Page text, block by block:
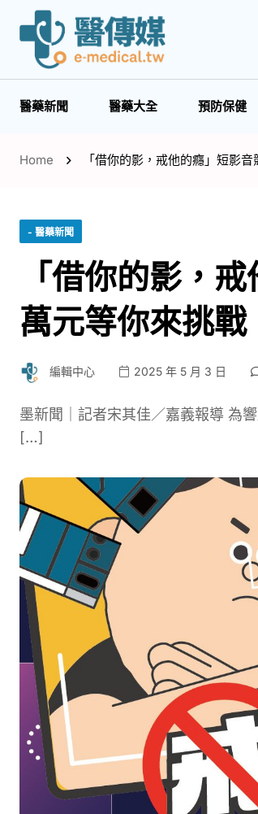
醫藥新聞 醫藥大全 預防保健
Home 「借你的影，戒他的癮」短影
- 醫藥新聞
「借你的影，
萬元等你來挑戰
編輯中心 2025 年 5 月 3 日
墨新聞｜記者宋其佳／嘉義報導 為
[…]